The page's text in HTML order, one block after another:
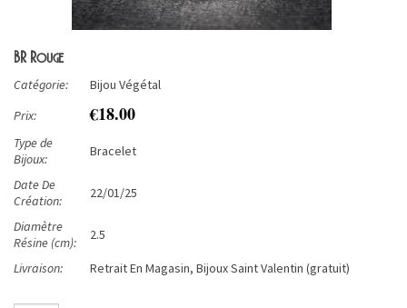
BR Rouge
Catégorie:
Bijou Végétal
Prix:
€18.00
Type de
Bijoux:
Bracelet
Date De
Création:
22/01/25
Diamètre
Résine (cm):
2.5
Livraison: Retrait En Magasin, Bijoux Saint Valentin (gratuit)